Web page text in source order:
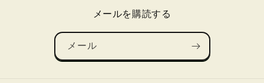
メールを購読する
メール